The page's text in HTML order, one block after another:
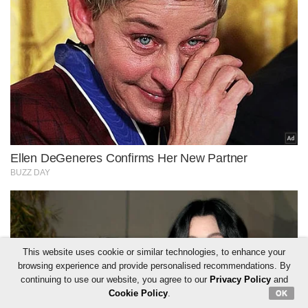
This website uses cookie or similar technologies, to enhance your
browsing experience and provide personalised recommendations. By
continuing to use our website, you agree to our Privacy Policyand
Cookie Policy. OK